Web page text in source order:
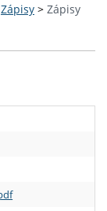
Zápisy > Zápisy